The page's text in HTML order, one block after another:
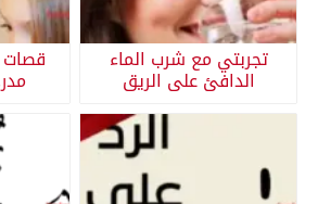
تجربتي مع شرب الماء
الدافئ على الريق
قصات